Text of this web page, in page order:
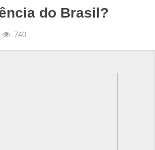
do Brasil?
740